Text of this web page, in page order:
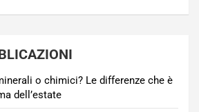
o chimici? Le differenze che è
dell’estate